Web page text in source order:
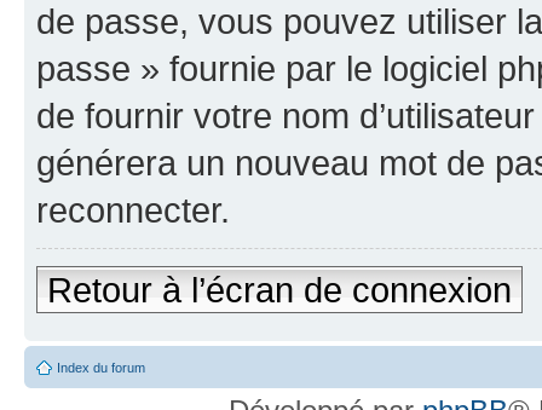
de passe, vous pouvez utiliser
passe » fournie par le logiciel
de fournir votre nom
générera un nouveau mot de
reconnecter.
Retour à l’écran de connexion
Index du forum